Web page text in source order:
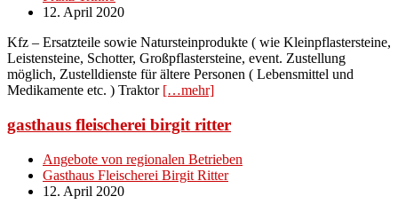
12. April 2020
Kfz – Ersatzteile sowie Natursteinprodukte ( wie Kleinpflastersteine,
Leistensteine, Schotter, Großpflastersteine, event. Zustellung
möglich, Zustelldienste für ältere Personen ( Lebensmittel und
Medikamente etc. ) Traktor […mehr]
gasthaus fleischerei birgit ritter
Angebote von regionalen Betrieben
Gasthaus Fleischerei Birgit Ritter
12. April 2020